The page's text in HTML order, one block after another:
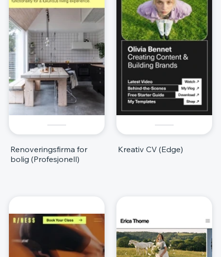
Renoveringsfirma for
bolig (Profesjonell)
Kreativ CV (Edge)